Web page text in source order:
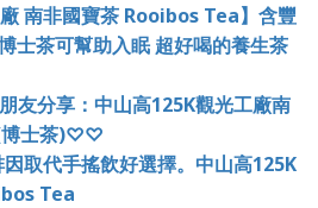
南非國寶茶 Rooibos Tea】含豐
士茶可幫助入眠 超好喝的養生茶
友分享：中山高125K觀光工廠南
博士茶)♡♡
取代手搖飲好選擇。中山高125K
Tea